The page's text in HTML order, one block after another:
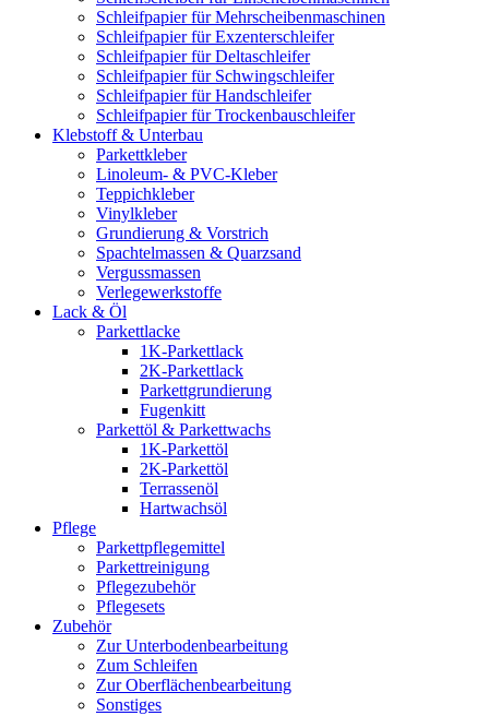
Schleifpapier für Mehrscheibenmaschinen
Schleifpapier für Exzenterschleifer
Schleifpapier für Deltaschleifer
Schleifpapier für Schwingschleifer
Schleifpapier für Handschleifer
Schleifpapier für Trockenbauschleifer
Klebstoff & Unterbau
Parkettkleber
Linoleum- & PVC-Kleber
Teppichkleber
Vinylkleber
Grundierung & Vorstrich
Spachtelmassen & Quarzsand
Vergussmassen
Verlegewerkstoffe
Lack & Öl
Parkettlacke
1K-Parkettlack
2K-Parkettlack
Parkettgrundierung
Fugenkitt
Parkettöl & Parkettwachs
1K-Parkettöl
2K-Parkettöl
Terrassenöl
Hartwachsöl
Pflege
Parkettpflegemittel
Parkettreinigung
Pflegezubehör
Pflegesets
Zubehör
Zur Unterbodenbearbeitung
Zum Schleifen
Zur Oberflächenbearbeitung
Sonstiges